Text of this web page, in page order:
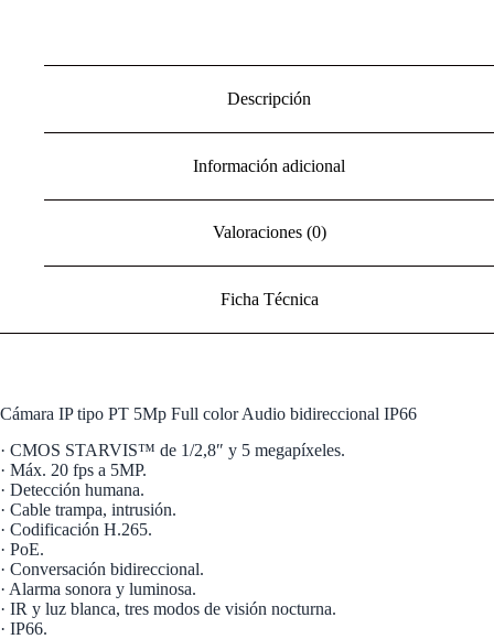
Descripción
Información adicional
Valoraciones (0)
Ficha Técnica
Cámara IP tipo PT 5Mp Full color Audio bidireccional IP66
· CMOS STARVIS™ de 1/2,8″ y 5 megapíxeles.
· Máx. 20 fps a 5MP.
· Detección humana.
· Cable trampa, intrusión.
· Codificación H.265.
· PoE.
· Conversación bidireccional.
· Alarma sonora y luminosa.
· IR y luz blanca, tres modos de visión nocturna.
· IP66.